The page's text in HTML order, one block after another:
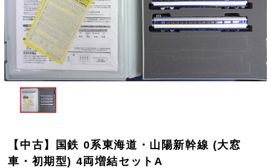
【中古】国鉄 0系東海道・山陽新幹線 (大窓
車・初期型) 4両増結セットA